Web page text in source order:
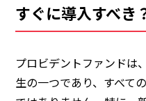
すぐに導入すべき
プロビデントファンドは
生の一つであり、すべて